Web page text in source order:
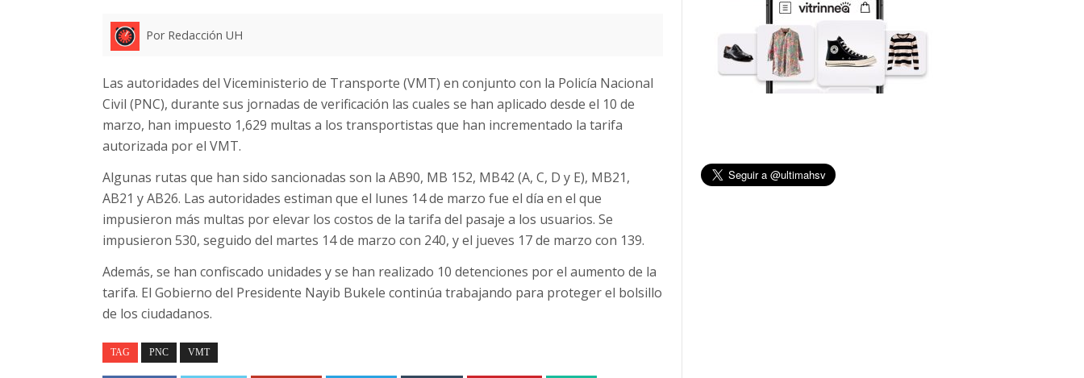
Por Redacción UH
Las autoridades del Viceministerio de Transporte (VMT) en conjunto con la Policía Nacional
Civil (PNC), durante sus jornadas de verificación las cuales se han aplicado desde el 10 de
marzo, han impuesto 1,629 multas a los transportistas que han incrementado la tarifa
autorizada por el VMT.
Algunas rutas que han sido sancionadas son la AB90, MB 152, MB42 (A, C, D y E), MB21,
AB21 y AB26. Las autoridades estiman que el lunes 14 de marzo fue el día en el que
impusieron más multas por elevar los costos de la tarifa del pasaje a los usuarios. Se
impusieron 530, seguido del martes 14 de marzo con 240, y el jueves 17 de marzo con 139.
Además, se han confiscado unidades y se han realizado 10 detenciones por el aumento de la
tarifa. El Gobierno del Presidente Nayib Bukele continúa trabajando para proteger el bolsillo
de los ciudadanos.
TAG PNC VMT